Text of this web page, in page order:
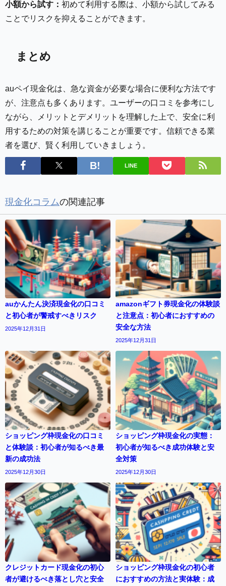
小額から試す： 初めて利用する際は、小額から試してみる
ことでリスクを抑えることができます。
まとめ
auペイ現金化は、急な資金が必要な場合に便利な方法です
が、注意点も多くあります。ユーザーの口コミを参考にし
ながら、メリットとデメリットを理解した上で、安全に利
用するための対策を講じることが重要です。信頼できる業
者を選び、賢く利用していきましょう。
LINE
現金化コラムの関連記事
auかんたん決済現金化の口コミ
と初心者が警戒すべきリスク
2025年12月31日
amazonギフト券現金化の体験談
と注意点：初心者におすすめの
安全な方法
2025年12月31日
ショッピング枠現金化の口コミ
と体験談：初心者が知るべき最
新の成功法
2025年12月30日
ショッピング枠現金化の実態：
初心者が知るべき成功体験と安
全対策
2025年12月30日
クレジットカード現金化の初心
者が避けるべき落とし穴と安全
ショッピング枠現金化の初心者
におすすめの方法と実体験：成